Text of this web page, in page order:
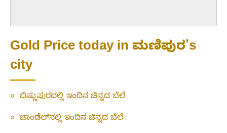
Gold Price today in ಮಣಿಪುರ's
city
» ಬಿಷ್ಣುಪುರದಲ್ಲಿ ಇಂದಿನ ಚಿನ್ನದ ಬೆಲೆ
» ಚಾಂಡೆಲ್‌ನಲ್ಲಿ ಇಂದಿನ ಚಿನ್ನದ ಬೆಲೆ